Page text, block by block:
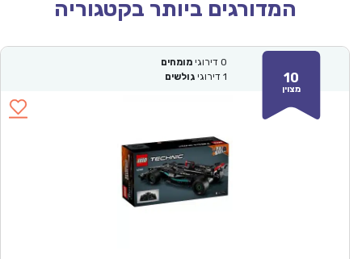
המדורגים ביותר בקטגוריה
10
מצוין
0 דירוגי מומחים
1 דירוגי גולשים